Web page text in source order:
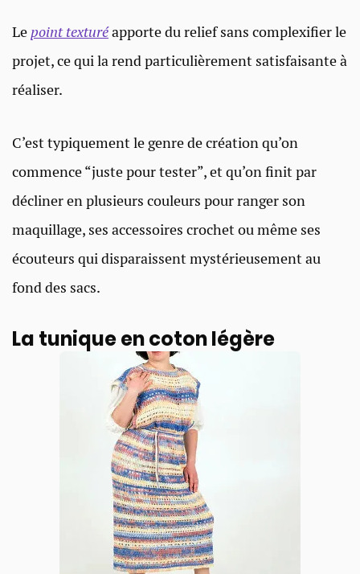
Le point texturéapporte du relief sans complexifier le
projet, ce qui la rend particulièrement satisfaisante à
réaliser.
C’est typiquement le genre de création qu’on
commence “juste pour tester”, et qu’on finit par
décliner en plusieurs couleurs pour ranger son
maquillage, ses accessoires crochet ou même ses
écouteurs qui disparaissent mystérieusement au
fond des sacs.
La tunique en coton légère